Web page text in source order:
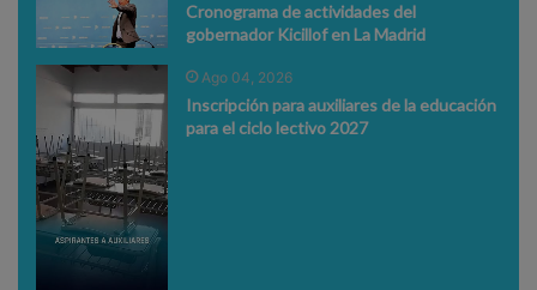
Cronograma de actividades del
gobernador Kicillof en La Madrid
Ago 04, 2026
Inscripción para auxiliares de la educación
para el ciclo lectivo 2027